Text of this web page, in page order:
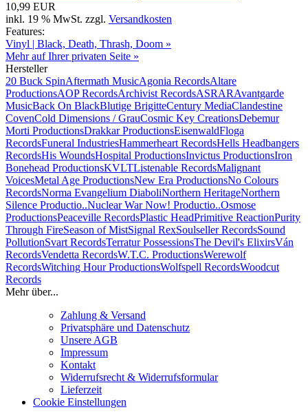
10,99 EUR
inkl. 19 % MwSt. zzgl. Versandkosten
Features:
Vinyl | Black, Death, Thrash, Doom »
Mehr auf Ihrer privaten Seite »
Hersteller
20 Buck SpinAftermath MusicAgonia RecordsAltare
ProductionsAOP RecordsArchivist RecordsASRARAvantgarde
MusicBack On BlackBlutige BrigitteCentury MediaClandestine
CovenCold Dimensions / GrauCosmic Key CreationsDebemur
Morti ProductionsDrakkar ProductionsEisenwaldFloga
RecordsFuneral IndustriesHammerheart RecordsHells Headbangers
RecordsHis WoundsHospital ProductionsInvictus ProductionsIron
Bonehead ProductionsKVLTListenable RecordsMalignant
VoicesMetal Age ProductionsNew Era ProductionsNo Colours
RecordsNorma Evangelium DiaboliNorthern HeritageNorthern
Silence Productio..Nuclear War Now! Productio..Osmose
ProductionsPeaceville RecordsPlastic HeadPrimitive ReactionPurity
Through FireSeason of MistSignal RexSoulseller RecordsSound
PollutionSvart RecordsTerratur PossessionsThe Devil's ElixirsVán
RecordsVendetta RecordsW.T.C. ProductionsWerewolf
RecordsWitching Hour ProductionsWolfspell RecordsWoodcut
Records
Mehr über...
Zahlung & Versand
Privatsphäre und Datenschutz
Unsere AGB
Impressum
Kontakt
Widerrufsrecht & Widerrufsformular
Lieferzeit
Cookie Einstellungen